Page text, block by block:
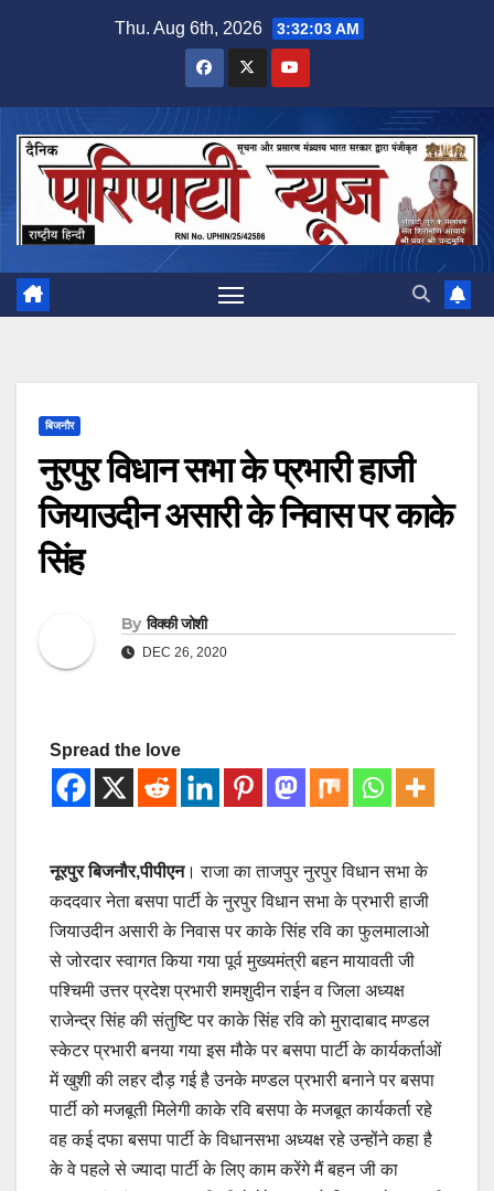
Thu. Aug 6th, 2026 3:32:04 AM
बिजनौर
नुरपुर विधान सभा के प्रभारी हाजी
जियाउदीन असारी के निवास पर काके
सिंह
By विक्की जोशी
DEC 26, 2020
Spread the love
नूरपुर बिजनौर,पीपीएन। राजा का ताजपुर नुरपुर विधान सभा के
कददवार नेता बसपा पार्टी के नुरपुर विधान सभा के प्रभारी हाजी
जियाउदीन असारी के निवास पर काके सिंह रवि का फुलमालाओ
से जोरदार स्वागत किया गया पूर्व मुख्यमंत्री बहन मायावती जी
पश्चिमी उत्तर प्रदेश प्रभारी शमशुदीन राईन व जिला अध्यक्ष
राजेन्द्र सिंह की संतुष्टि पर काके सिंह रवि को मुरादाबाद मण्डल
स्केटर प्रभारी बनया गया इस मौके पर बसपा पार्टी के कार्यकर्ताओं
में खुशी की लहर दौड़ गई है उनके मण्डल प्रभारी बनाने पर बसपा
पार्टी को मजबूती मिलेगी काके रवि बसपा के मजबूत कार्यकर्ता रहे
वह कई दफा बसपा पार्टी के विधानसभा अध्यक्ष रहे उन्होंने कहा है
के वे पहले से ज्यादा पार्टी के लिए काम करेंगे मैं बहन जी का